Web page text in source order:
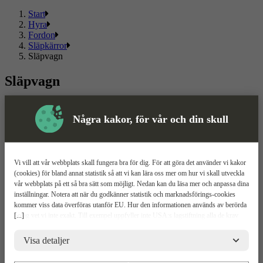
Några kakor, för vår och din skull
[...]
Vi vill att vår webbplats skall fungera bra för dig. För att göra det använder vi kakor
(cookies) för bland annat statistik så att vi kan lära oss mer om hur vi skall utveckla
vår webbplats på ett så bra sätt som möjligt. Nedan kan du läsa mer och anpassa dina
inställningar. Notera att när du godkänner statistik och marknadsförings-cookies
kommer viss data överföras utanför EU. Hur den informationen används av berörda
bolag vet vi inte exakt. Till exempel uppfyller inte USA:s lagstiftning alla de krav
risker för dina personuppgifter. De berörda bolagen måste lämna över uppgifter till
brottsbekämpande myndigheter i USA om de får en sådan begäran. Det kan dock
Visa detaljer
Start
Hyra
Fordon
Släpkärror
Släpvagn
Släpvagn
Välj mellan flera olika släpvagnar och kända märken. Här hittar du
ett sortiment som passar både privat och proffs.
Om ToolPal
Om oss
5 enkla steg
Bli kund
Vattenrening
ToolPal To Go